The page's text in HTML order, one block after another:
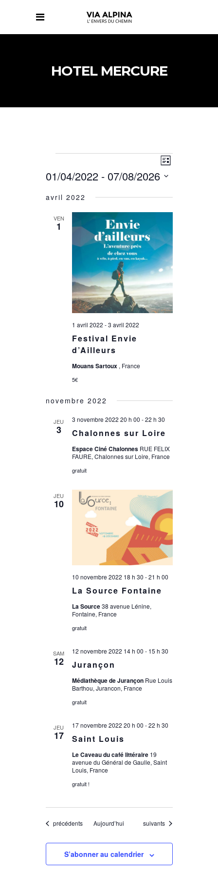
HOTEL MERCURE
PAR
DE
VUES
Liste
01/04/2022 - 07/08/2026
une
date.
avril 2022
VEN
1
Festival Envie
d’Ailleurs
1 avril 2022 -3 avril 2022
Mouans Sartoux , France
5€
novembre 2022
JEU
3 Chalonnes sur Loire
3 novembre 2022 20 h 00 -22 h 30
Espace Ciné Chalonnes RUE FELIX
FAURE, Chalonnes sur Loire, France
gratuit
JEU
10
La Source Fontaine
10 novembre 2022 18 h 30 -21 h 00
La Source38 avenue Lénine,
Fontaine, France
gratuit
SAM
12 Jurançon
12 novembre 2022 14 h 00 - 15 h 30
Médiathèque de Jurançon Rue Louis
Barthou, Jurancon, France
gratuit
JEU
17 Saint Louis
17 novembre 2022 20 h 00 -22 h 30
Le Caveau du café littéraire 19
avenue du Général de Gaulle, Saint
Louis, France
gratuit !
Évènements
précédents Aujourd’hui Évènements
suivants
S’abonner au calendrier